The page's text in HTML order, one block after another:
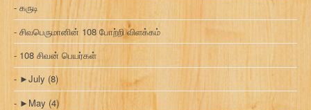
கருடி
சிவபெருமானின் 108 போற்றி விளக்கம்
108 சிவன் பெயர்கள்
►July (8)
► May (4)